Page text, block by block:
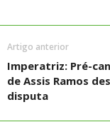
Artigo anterior
Imperatriz: Pré-
de Assis Ramos
disputa